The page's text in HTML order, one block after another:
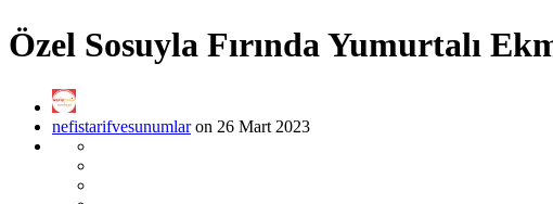
Özel Sosuyla Fırında Yumurtalı
nefistarifvesunumlaron 26 Mart 2023